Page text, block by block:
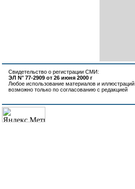
Свидетельство о регистрации СМИ:
ЭЛ N° 77-2909 от 26 июня 2000 г
Любое использование материалов и иллюстраций
возможно только по согласованию с редакцией